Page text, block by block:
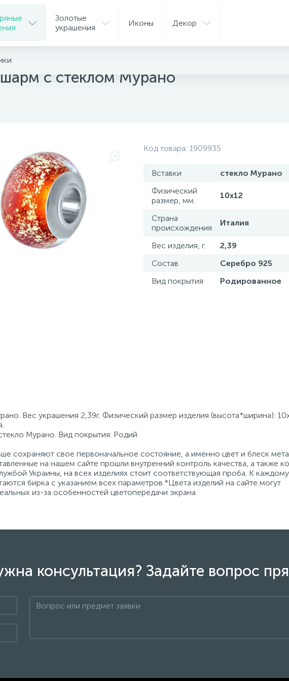
Золотые
украшения
Иконы Декор
с стеклом Мурано
Код товара: 1909935
Вставки
стекло Мурано
Физический
размер, мм.
10х12
Страна
происхождения
Италия
Вес изделия, г.
2,39
Состав
Серебро 925
Вид покрытия
Родированное
Вес украшения 2,39г. Физический размер изделия (высота*ширина):
Мурано. Вид покрытия: Родий
сохраняют свое первоначальное состояние, а именно цвет и блеск
на нашем сайте прошли внутренний контроль качества, а также
Украины, на всех изделиях стоит соответствующая проба. К каждому
бирка с указанием всех параметров.*Цвета изделий на сайте могут
из-за особенностей цветопередачи экрана
консультация? Задайте вопрос